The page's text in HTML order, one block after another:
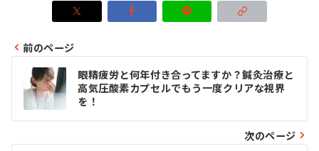
稿
ナ
ビ
前のページ
眼精疲労と何年付き合ってますか？鍼灸治療と
高気圧酸素カプセルでもう一度クリアな視界
を！
次のページ